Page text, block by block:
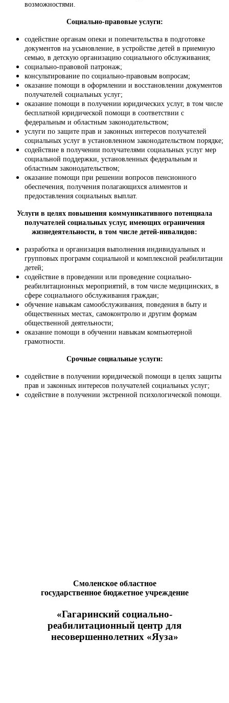
возможностями.
Социально-правовые услуги:
содействие органам опеки и попечительства в подготовке
документов на усыновление, в устройстве детей в приемную
семью, в детскую организацию социального обслуживания;
социально-правовой патронаж;
консультирование по социально-правовым вопросам;
оказание помощи в оформлении и восстановлении документов
получателей социальных услуг;
оказание помощи в получении юридических услуг, в том числе
бесплатной юридической помощи в соответствии с
федеральным и областным законодательством;
услуги по защите прав и законных интересов получателей
социальных услуг в установленном законодательством порядке;
содействие в получении получателями социальных услуг мер
социальной поддержки, установленных федеральным и
областным законодательством;
оказание помощи при решении вопросов пенсионного
обеспечения, получения полагающихся алиментов и
предоставления социальных выплат.
Услуги в целях повышения коммуникативного потенциала
получателей социальных услуг, имеющих ограничения
жизнедеятельности, в том числе детей-инвалидов:
разработка и организация выполнения индивидуальных и
групповых программ социальной и комплексной реабилитации
детей;
содействие в проведении или проведение социально-
реабилитационных мероприятий, в том числе медицинских, в
сфере социального обслуживания граждан;
обучение навыкам самообслуживания, поведения в быту и
общественных местах, самоконтролю и другим формам
общественной деятельности;
оказание помощи в обучении навыкам компьютерной
грамотности.
Срочные социальные услуги:
содействие в получении юридической помощи в целях защиты
прав и законных интересов получателей социальных услуг;
содействие в получении экстренной психологической помощи.
Смоленское областное
государственное бюджетное учреждение
«Гагаринский социально-
реабилитационный центр для
несовершеннолетних «Яуза»